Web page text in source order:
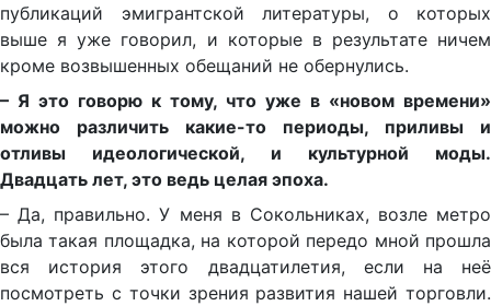
публикаций эмигрантской литературы, о которых
выше я уже говорил, и которые в результате ничем
кроме возвышенных обещаний не обернулись.
– Я это говорю к тому, что уже в «новом времени»
можно различить какие-то периоды, приливы и
отливы идеологической, и культурной моды.
Двадцать лет, это ведь целая эпоха.
– Да, правильно. У меня в Сокольниках, возле метро
была такая площадка, на которой передо мной прошла
вся история этого двадцатилетия, если на неё
посмотреть с точки зрения развития нашей торговли.